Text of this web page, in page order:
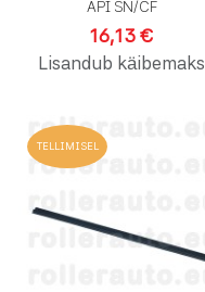
API SN/CF
16,13 €
Lisandub käibemaks
TELLIMISEL